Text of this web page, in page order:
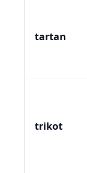
tartan
trikot